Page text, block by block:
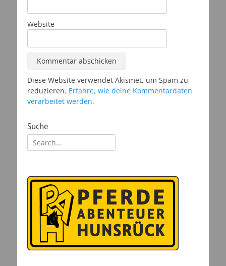
Website
Diese Website verwendet Akismet, um Spam zu
reduzieren. Erfahre, wie deine Kommentardaten
verarbeitet werden.
Suche
Suchen
nach: